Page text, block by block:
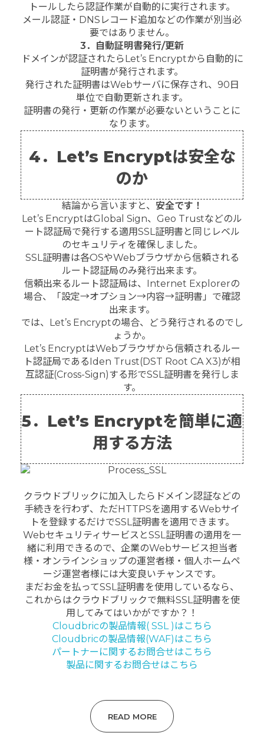
トールしたら認証作業が自動的に実行されます。
メール認証・DNSレコード追加などの作業が別当必
要ではありません。
3．自動証明書発行/更新
ドメインが認証されたらLet’s Encryptから自動的に
証明書が発行されます。
発行された証明書はWebサーバに保存され、90日
単位で自動更新されます。
証明書の発行・更新の作業が必要ないということに
なります。
4．Let’s Encryptは安全な
のか
結論から言いますと、 安全です！
Let’s EncryptはGlobal Sign、Geo Trustなどのル
ート認証局で発行する適用SSL証明書と同じレベル
のセキュリティを確保しました。
SSL証明書は各OSやWebブラウザから信頼される
ルート認証局のみ発行出来ます。
信頼出来るルート認証局は、Internet Explorerの
場合、「設定→オプション→内容→証明書」で確認
出来ます。
では、Let’s Encryptの場合、どう発行されるのでし
ょうか。
Let’s EncryptはWebブラウザから信頼されるルー
ト認証局であるIden Trust(DST Root CA X3)が相
互認証(Cross-Sign)する形でSSL証明書を発行しま
す。
5．Let’s Encryptを簡単に適
用する方法
クラウドブリックに加入したらドメイン認証などの
手続きを行わず、ただHTTPSを適用するWebサイ
トを登録するだけでSSL証明書を適用できます。
WebセキュリティサービスとSSL証明書の適用を一
緒に利用できるので、企業のWebサービス担当者
様・オンラインショップの運営者様・個人ホームペ
ージ運営者様には大変良いチャンスです。
まだお金を払ってSSL証明書を使用しているなら、
これからはクラウドブリックで無料SSL証明書を使
用してみてはいかがですか？！
Cloudbricの製品情報( SSL )はこちら
Cloudbricの製品情報(WAF)はこちら
パートナーに関するお問合せはこちら
製品に関するお問合せはこちら
READ MORE